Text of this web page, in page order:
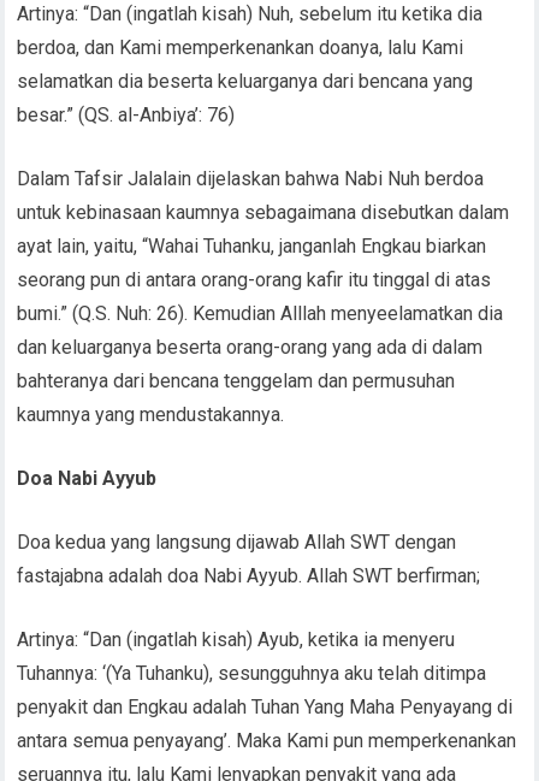
Artinya: “Dan (ingatlah kisah) Nuh, sebelum itu ketika dia
berdoa, dan Kami memperkenankan doanya, lalu Kami
selamatkan dia beserta keluarganya dari bencana yang
besar.” (QS. al-Anbiya’: 76)
Dalam Tafsir Jalalain dijelaskan bahwa Nabi Nuh berdoa
untuk kebinasaan kaumnya sebagaimana disebutkan dalam
ayat lain, yaitu, “Wahai Tuhanku, janganlah Engkau biarkan
seorang pun di antara orang-orang kafir itu tinggal di atas
bumi.” (Q.S. Nuh: 26). Kemudian Alllah menyeelamatkan dia
dan keluarganya beserta orang-orang yang ada di dalam
bahteranya dari bencana tenggelam dan permusuhan
kaumnya yang mendustakannya.
Doa Nabi Ayyub
Doa kedua yang langsung dijawab Allah SWT dengan
fastajabna adalah doa Nabi Ayyub. Allah SWT berfirman;
Artinya: “Dan (ingatlah kisah) Ayub, ketika ia menyeru
Tuhannya: ‘(Ya Tuhanku), sesungguhnya aku telah ditimpa
penyakit dan Engkau adalah Tuhan Yang Maha Penyayang di
antara semua penyayang’. Maka Kami pun memperkenankan
seruannya itu, lalu Kami lenyapkan penyakit yang ada